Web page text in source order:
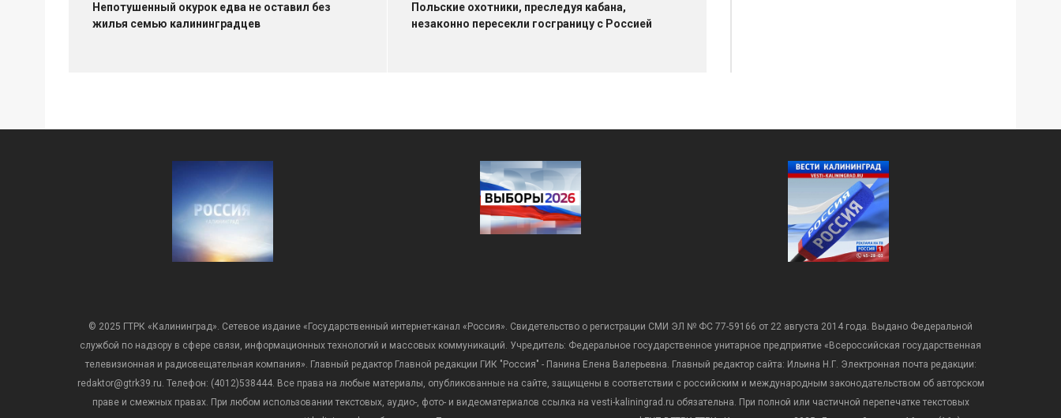
Непотушенный окурок едва не оставил без
жилья семью калининградцев
Польские охотники, преследуя кабана,
незаконно пересекли госграницу с Россией
© 2025 ГТРК «Калининград». Сетевое издание «Государственный интернет-канал «Россия». Свидетельство о регистрации СМИ ЭЛ № ФС 77-59166 от 22 августа 2014 года. Выдано Федеральной
службой по надзору в сфере связи, информационных технологий и массовых коммуникаций. Учредитель: Федеральное государственное унитарное предприятие «Всероссийская государственная
телевизионная и радиовещательная компания». Главный редактор Главной редакции ГИК "Россия" - Панина Елена Валерьевна. Главный редактор сайта: Ильина Н.Г. Электронная почта редакции:
redaktor@gtrk39.ru. Телефон: (4012)538444. Все права на любые материалы, опубликованные на сайте, защищены в соответствии с российским и международным законодательством об авторском
праве и смежных правах. При любом использовании текстовых, аудио-, фото- и видеоматериалов ссылка на vesti-kaliningrad.ru обязательна. При полной или частичной перепечатке текстовых